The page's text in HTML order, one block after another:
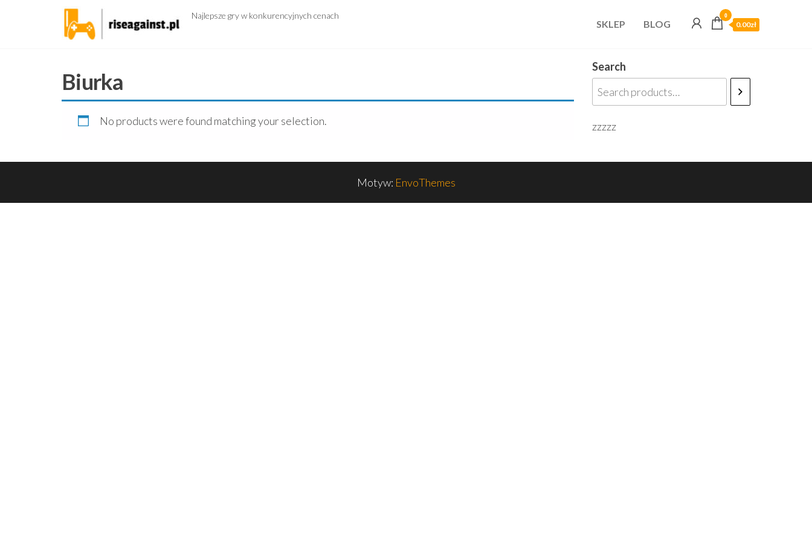
Najlepsze gry w konkurencyjnych cenach
SKLEP BLOG
0
0.00zł
Biurka
No products were found matching your selection.
Search
zzzzz
Motyw: EnvoThemes